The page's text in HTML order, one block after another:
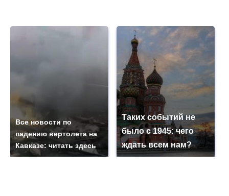
Все новости по
падению вертолета на
Кавказе: читать здесь
Таких событий не
было с 1945: чего
ждать всем нам?